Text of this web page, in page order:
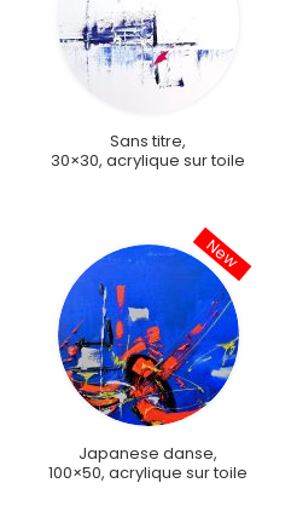
Sans titre,
30×30, acrylique sur toile
Japanese danse,
100×50, acrylique sur toile